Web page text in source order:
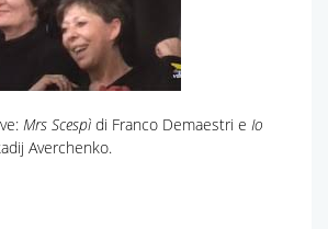
Mrs Scespì di Franco Demaestri e Io
Averchenko.